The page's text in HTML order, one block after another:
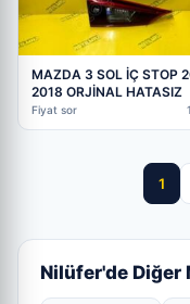
MAZDA 3 SOL İÇ STOP
2018 ORJİNAL HATASIZ
Fiyat sor
1
Nilüfer'de Diğer